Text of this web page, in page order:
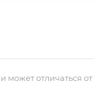
может отличаться от